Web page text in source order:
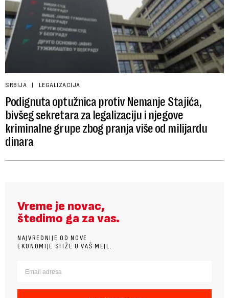
SRBIJA LEGALIZACIJA
Podignuta optužnica protiv Nemanje Stajića,
bivšeg sekretara za legalizaciju i njegove
kriminalne grupe zbog pranja više od milijardu
dinara
Vreme je novac,
štedimo ga za vas.
NAJVREDNIJE OD NOVE
EKONOMIJE STIŽE U VAŠ MEJL.